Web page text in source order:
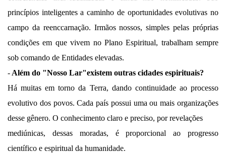
princípios inteligentes a caminho de oportunidades evolutivas no
campo da reenccarnação. Irmãos nossos, simples pelas próprias
condições em que vivem no Plano Espiritual, trabalham sempre
sob comando de Entidades elevadas.
- Além do "Nosso Lar"existem outras cidades espirituais?
Há muitas em torno da Terra, dando continuidade ao processo
evolutivo dos povos. Cada país possui uma ou mais organizações
desse gênero. O conhecimento claro e preciso, por revelações
mediúnicas, dessas moradas, é proporcional ao progresso
científico e espiritual da humanidade.